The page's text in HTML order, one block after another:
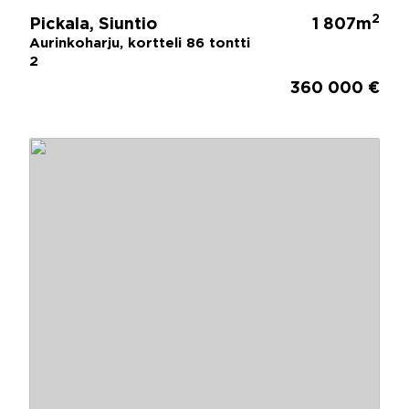
Pickala, Siuntio
Aurinkoharju, kortteli 86 tontti
2
1 807m2
360 000 €